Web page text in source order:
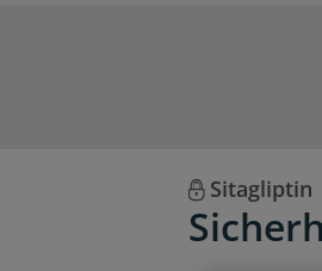
Sitagliptin